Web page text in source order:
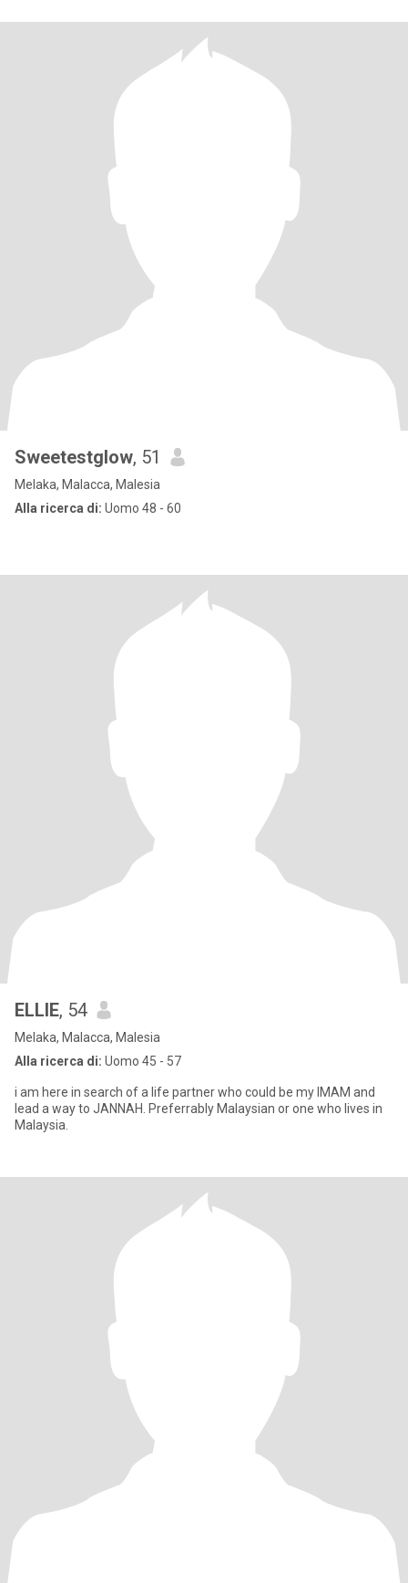
Sweetestglow, 51
Melaka, Malacca, Malesia
Alla ricerca di: Uomo 48 - 60
ELLIE, 54
Melaka, Malacca, Malesia
Alla ricerca di: Uomo 45 - 57
i am here in search of a life partner who could be my IMAM and
lead a way to JANNAH. Preferrably Malaysian or one who lives in
Malaysia.